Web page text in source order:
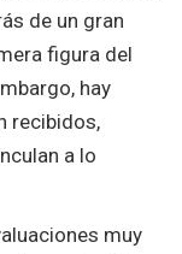
de un gran
figura del
hay
recibidos,
a lo
muy